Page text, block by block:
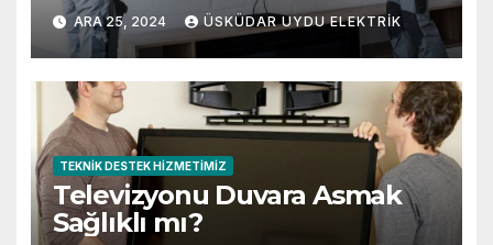
ARA 25, 2024 ÜSKÜDAR UYDU ELEKTRIK
TEKNIK DESTEK HIZMETIMIZ
Televizyonu Duvara Asmak
Sağlıklı mı?